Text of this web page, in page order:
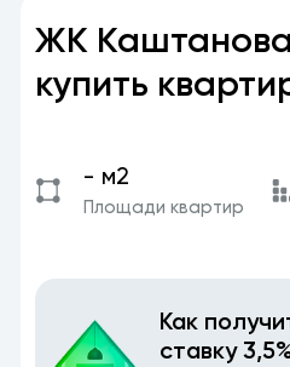
ЖК
купить
- м2
Площади квартир
Как
ставку